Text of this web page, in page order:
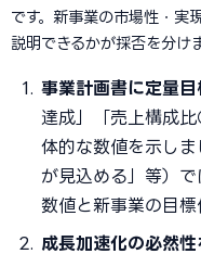
です。新事業の市場性・実
説明できるかが採否を分けま
事業計画書に定量目
達成」「売上構成
体的な数値を示し
が見込める」等）
数値と新事業の目標
成長加速化の必然